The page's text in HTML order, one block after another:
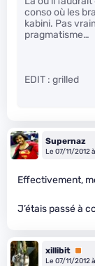
conso où les
kabini. Pas
pragmatisme…
EDIT : grilled
Supernaz
Le 07/11/2012
Effectivement,
J’étais passé à
xillibit
Le 07/11/2012